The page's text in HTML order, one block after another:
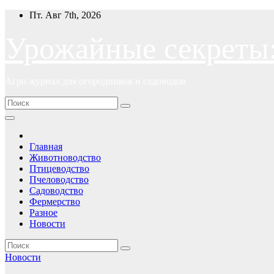
ПерейтиПт. Авг 7th, 2026
Главная
Животноводство
Птицеводство
Пчеловодство
Садоводство
Фермерство
Разное
Новости
Новости